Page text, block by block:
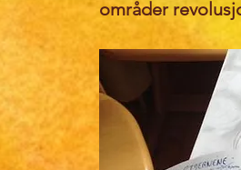
områder